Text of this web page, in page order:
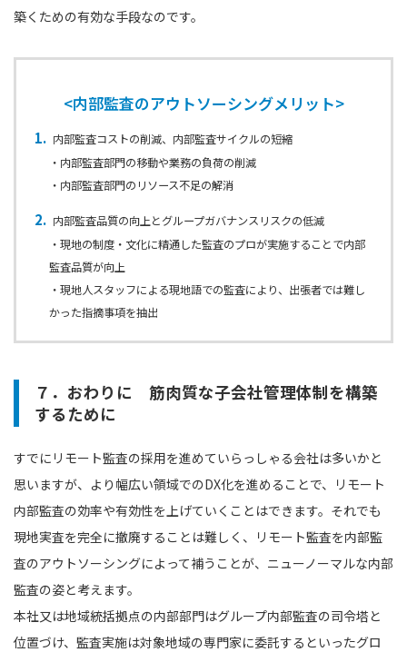
築くための有効な手段なのです。
<内部監査のアウトソーシングメリット>
内部監査コストの削減、内部監査サイクルの短縮
・内部監査部門の移動や業務の負荷の削減
・内部監査部門のリソース不足の解消
内部監査品質の向上とグループガバナンスリスクの低減
・現地の制度・文化に精通した監査のプロが実施することで内部
監査品質が向上
・現地人スタッフによる現地語での監査により、出張者では難し
かった指摘事項を抽出
７．おわりに 筋肉質な子会社管理体制を構築
するために
すでにリモート監査の採用を進めていらっしゃる会社は多いかと
思いますが、より幅広い領域でのDX化を進めることで、リモート
内部監査の効率や有効性を上げていくことはできます。それでも
現地実査を完全に撤廃することは難しく、リモート監査を内部監
査のアウトソーシングによって補うことが、ニューノーマルな内部
監査の姿と考えます。
本社又は地域統括拠点の内部部門はグループ内部監査の司令塔と
位置づけ、監査実施は対象地域の専門家に委託するといったグロ